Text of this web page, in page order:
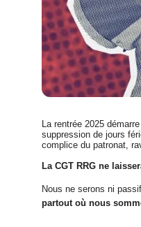
La rentrée 2025
suppression de jours
complice du patronat,
La CGT RRG ne
Nous ne serons ni
partout où nous